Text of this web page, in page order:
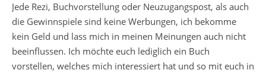
Jede Rezi, Buchvorstellung oder Neuzugangspost, als auch
die Gewinnspiele sind keine Werbungen, ich bekomme
kein Geld und lass mich in meinen Meinungen auch nicht
beeinflussen. Ich möchte euch lediglich ein Buch
vorstellen, welches mich interessiert hat und so mit euch in